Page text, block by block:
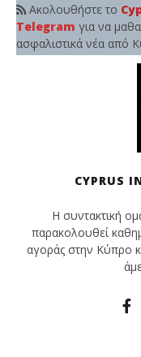
Ακολουθήστε το
Telegram για να
ασφαλιστικά νέα από
CYPRUS
Η συντακτική
παρακολουθεί
αγοράς στην Κύπρο